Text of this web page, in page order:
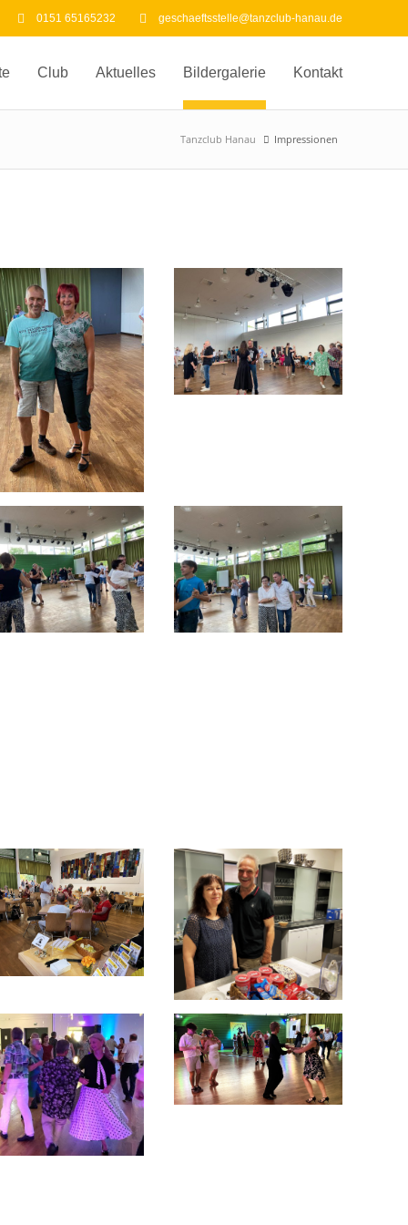
0151 65165232 geschaeftsstelle@tanzclub-hanau.de
Club Aktuelles Bildergalerie Kontakt
Tanzclub Hanau Impressionen